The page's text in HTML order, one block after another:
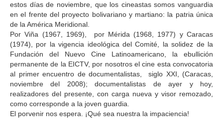
estos días de noviembre, que los cineastas somos vanguardia
en el frente del proyecto bolivariano y martiano: la patria única
de la América Meridional.
Por Viña (1967, 1969), por Mérida (1968, 1977) y Caracas
(1974), por la vigencia ideológica del Comité, la solidez de la
Fundación del Nuevo Cine Latinoamericano, la ebullición
permanente de la EICTV, por nosotros el cine esta convocatoria
al primer encuentro de documentalistas, siglo XXI, (Caracas,
noviembre del 2008); documentalistas de ayer y hoy,
realizadores del presente, con carga nueva y visor remozado,
como corresponde a la joven guardia.
El porvenir nos espera. ¡Qué sea nuestra la impaciencia!